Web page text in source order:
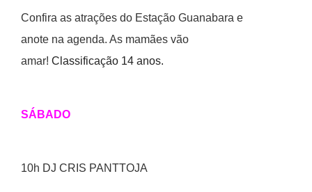
Confira as atrações do Estação Guanabara e
anote na agenda. As mamães vão
amar! Classificação 14 anos.
SÁBADO
10h DJ CRIS PANTTOJA